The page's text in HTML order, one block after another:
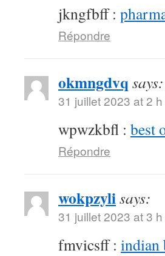
jkngfbff :
Répondre
okmngdvq says:
31 juillet 2023 at 2
wpwzkbfl : best
Répondre
wokpzylisays:
31 juillet 2023 at 3
fmvicsff : indian